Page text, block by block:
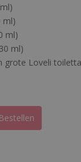
ml)
ml)
ml)
grote Loveli
Bestellen